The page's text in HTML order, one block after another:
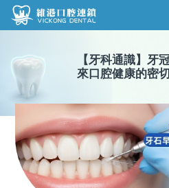
維港首
品牌介
環境設
醫院新
收費標
N
收費總
植牙收
醫生團
【 牙科通識】
牙
來口腔健康的密